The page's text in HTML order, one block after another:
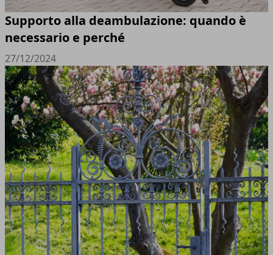
Supporto alla deambulazione: quando è
necessario e perché
27/12/2024